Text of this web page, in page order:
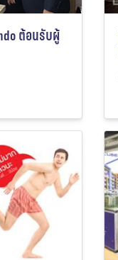
ต้อนรับผู้